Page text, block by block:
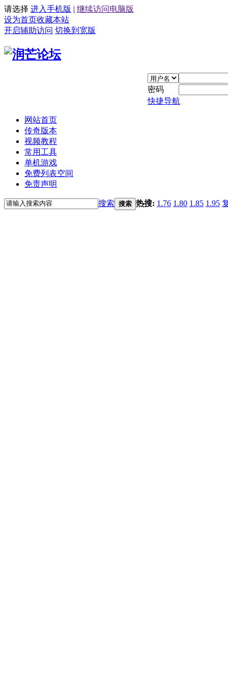
请选择 进入手机版 | 继续访问电脑版
设为首页收藏本站
开启辅助访问 切换到宽版
密码
快捷导航
网站首页
传奇版本
视频教程
常用工具
单机游戏
免费列表空间
免责声明
搜索 搜索 热搜: 1.76 1.80 1.85 1.95